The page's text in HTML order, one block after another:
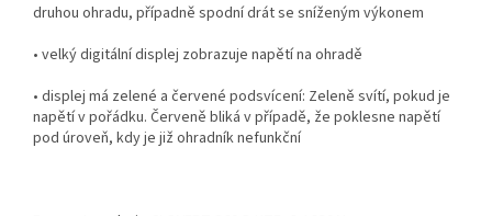
druhou ohradu, případně spodní drát se sníženým výkonem
• velký digitální displej zobrazuje napětí na ohradě
• displej má zelené a červené podsvícení: Zeleně svítí, pokud je
napětí v pořádku. Červeně bliká v případě, že poklesne napětí
pod úroveň, kdy je již ohradník nefunkční